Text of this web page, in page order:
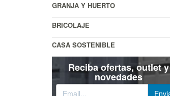
GRANJA Y HUERTO
BRICOLAJE
CASA SOSTENIBLE
Reciba ofertas, outlet y
novedades